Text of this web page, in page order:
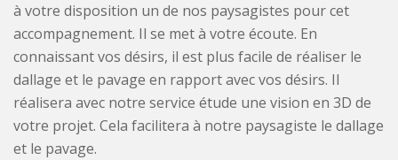
à votre disposition un de nos paysagistes pour cet
accompagnement. Il se met à votre écoute. En
connaissant vos désirs, il est plus facile de réaliser le
dallage et le pavage en rapport avec vos désirs. Il
réalisera avec notre service étude une vision en 3D de
votre projet. Cela facilitera à notre paysagiste le dallage
et le pavage.